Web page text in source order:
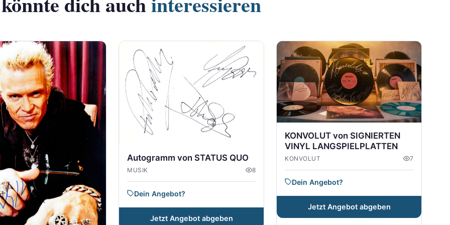
Autogramm von STATUS QUO
MUSIK 8
Dein Angebot?
Jetzt Angebot abgeben
KONVOLUT von SIGNIERTEN
VINYL LANGSPIELPLATTEN
KONVOLUT 7
Dein Angebot?
Jetzt Angebot abgeben